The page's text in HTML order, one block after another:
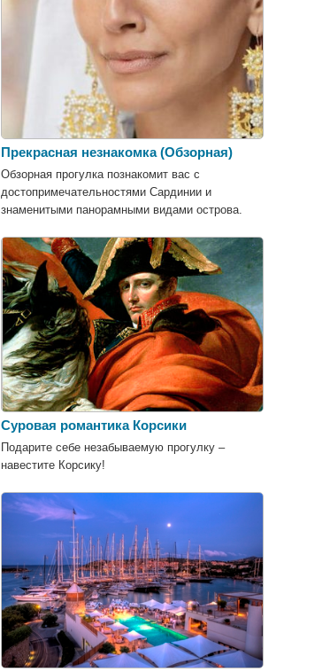
Прекрасная незнакомка (Обзорная)
Обзорная прогулка познакомит вас с
достопримечательностями Сардинии и
знаменитыми панорамными видами острова.
Суровая романтика Корсики
Подарите себе незабываемую прогулку –
навестите Корсику!